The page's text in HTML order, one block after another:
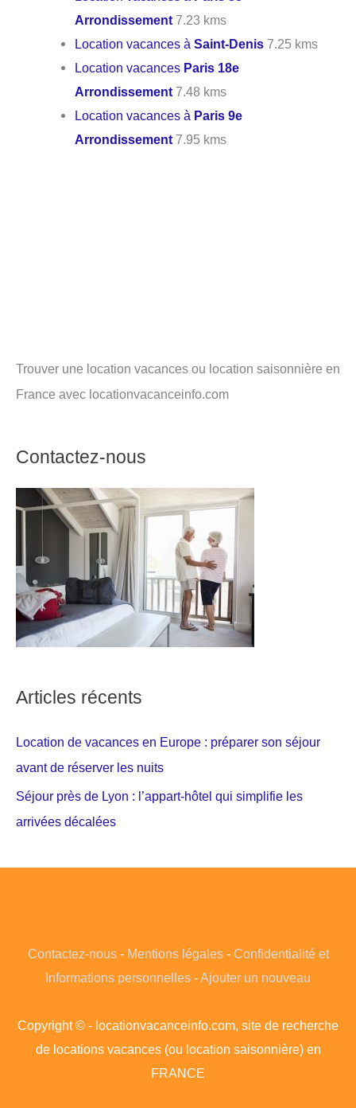
Arrondissement 7.23 kms
Location vacances àSaint-Denis 7.25 kms
Location vacances Paris 18e
Arrondissement 7.48 kms
Location vacances à Paris 9e
Arrondissement 7.95 kms
Trouver une location vacances ou location saisonnière en
France avec locationvacanceinfo.com
Contactez-nous
Articles récents
Location de vacances en Europe : préparer son séjour
avant de réserver les nuits
Séjour près de Lyon : l’appart-hôtel qui simplifie les
arrivées décalées
Contactez-nous- Mentions légales- Confidentialité et
Informations personnelles -Ajouter un nouveau
Copyright © - locationvacanceinfo.com, site de recherche
de locations vacances (ou location saisonnière) en
FRANCE